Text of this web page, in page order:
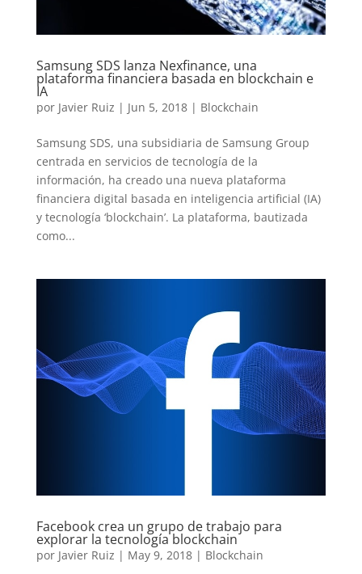
Samsung SDS lanza Nexfinance, una
plataforma financiera basada en blockchain e
IA
por Javier Ruiz | Jun 5, 2018| Blockchain
Samsung SDS, una subsidiaria de Samsung Group
centrada en servicios de tecnología de la
información, ha creado una nueva plataforma
financiera digital basada en inteligencia artificial (IA)
y tecnología ‘blockchain’. La plataforma, bautizada
como...
Facebook crea un grupo de trabajo para
explorar la tecnología blockchain
por Javier Ruiz | May 9, 2018| Blockchain